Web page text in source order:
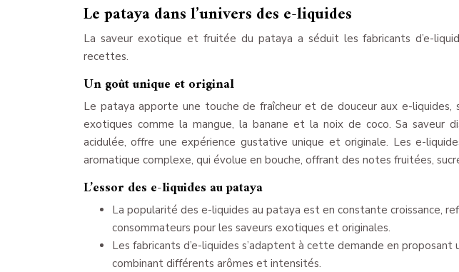
Le pataya dans l’univers des e-liquides
La saveur exotique et fruitée du pataya a séduit les fabricants d’e-
recettes.
Un goût unique et original
Le pataya apporte une touche de fraîcheur et de douceur aux e-liquides,
exotiques comme la mangue, la banane et la noix de coco. Sa saveur
acidulée, offre une expérience gustative unique et originale. Les e-
aromatique complexe, qui évolue en bouche, offrant des notes fruitées,
L’essor des e-liquides au pataya
La popularité des e-liquides au pataya est en constante croissance,
consommateurs pour les saveurs exotiques et originales.
Les fabricants d’e-liquides s’adaptent à cette demande en
combinant différents arômes et intensités.